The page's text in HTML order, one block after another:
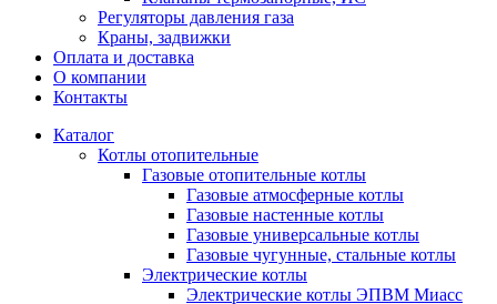
Регуляторы давления газа
Краны, задвижки
Оплата и доставка
О компании
Контакты
Каталог
Котлы отопительные
Газовые отопительные котлы
Газовые атмосферные котлы
Газовые настенные котлы
Газовые универсальные котлы
Газовые чугунные, стальные котлы
Электрические котлы
Электрические котлы ЭПВМ Миасс